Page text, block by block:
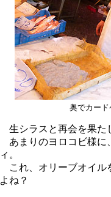
奥でカー
生シラスと再会を果た
あまりのヨロコビ様に
ィ。
これ、オリーブオイル
よね？